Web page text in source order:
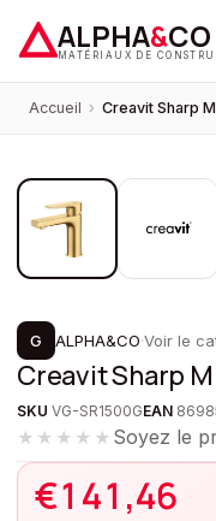
ALPHA&CO
MATÉRIAUX DE
Accueil › Creavit Sharp
G ALPHA&CO·Voir le
Creavit Sharp
SKU VG-SR1500GEAN
★★★★★ Soyez le
€141,46